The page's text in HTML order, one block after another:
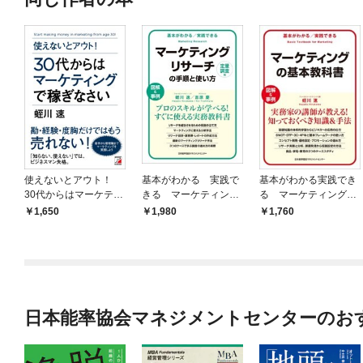
使えないとアウト！
30代からはマーケティ
ングで稼ぎなさい
1,650
基本がわかる 実践で
きる マーケティング
リサーチの手順と使い
1,980
基本がわかる実践でき
る マーケティングの
基本教科書
1,760
日本能率協会マネジメントセンターのお